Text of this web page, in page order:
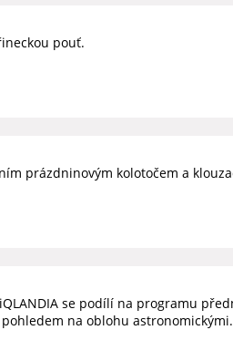
pouť.
prázdninovým kolotočem a
se podílí na programu
na oblohu